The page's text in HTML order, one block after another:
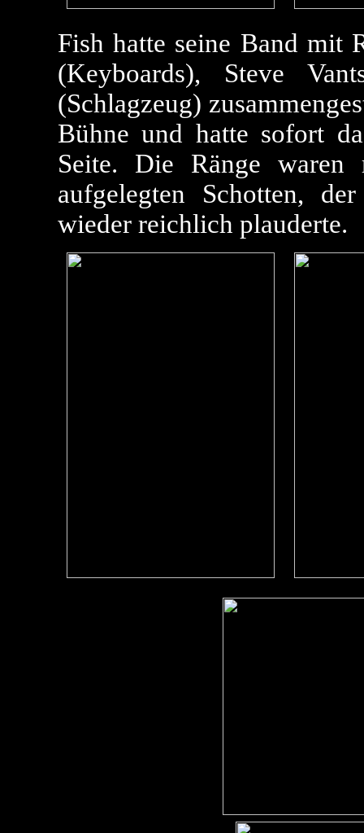
Fish hatte seine Band mit
(Keyboards), Steve
(Schlagzeug)
Bühne und hatte sofort
Seite. Die Ränge
aufgelegten Schotten,
wieder reichlich plauderte.